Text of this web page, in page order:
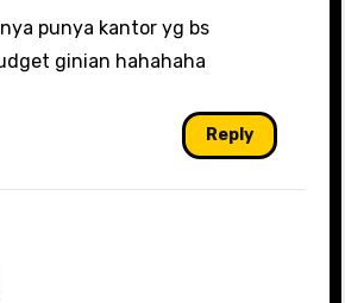
punya kantor yg bs
ginian hahahaha
Reply